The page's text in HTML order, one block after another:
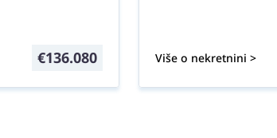
€136.080 Više o nekretnini >